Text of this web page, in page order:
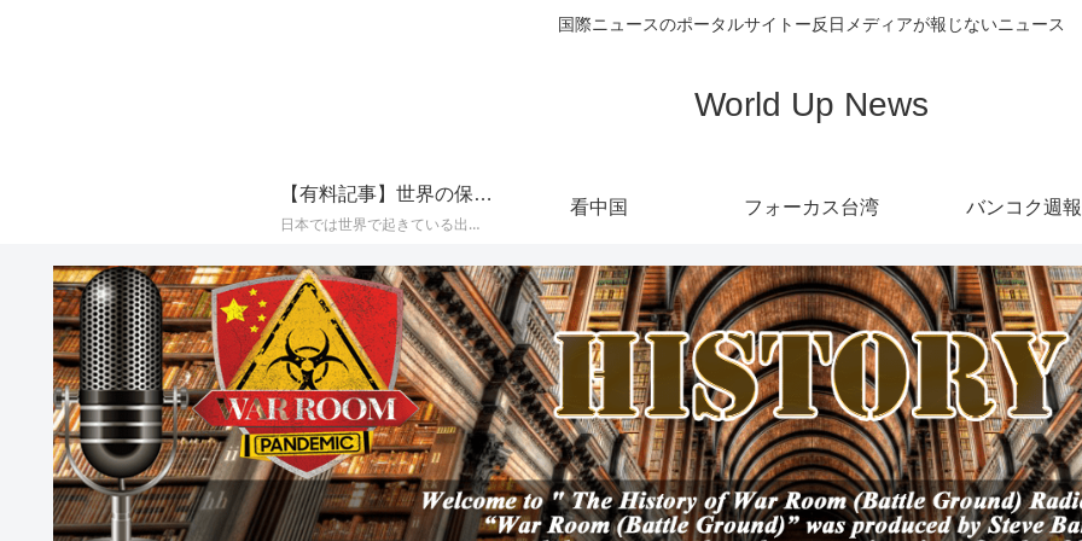
国際ニュースのポータルサイトー反日メディアが報じないニュース
World Up News
【有料記事】世界の保守系メディアの最新国際ニュースまとめ【定期購読（サブスクリプション）】
日本では世界で起きている出来事が報じられることが少なく、かつプロパガンダ（政治的宣伝）やフェイク（嘘）で塗り固められた海外メディアのニュースをそのまま垂れ流すメディアが多いことから、世界の保守系とされるメディアに絞り、その最新の国際ニュースをAIによって日本語でまとめて配信しております。
看中国 フォーカス台湾 バンコク週報